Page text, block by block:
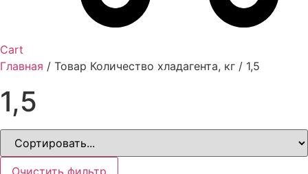
Cart
Главная / Товар Количество хладагента, кг / 1,5
1,5